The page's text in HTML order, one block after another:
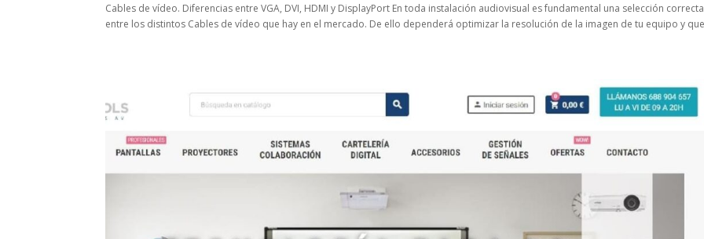
Cables de vídeo. Diferencias entre VGA, DVI, HDMI y DisplayPort En toda instalación audiovisual es fundamental una selección correcta
entre los distintos Cables de vídeo que hay en el mercado. De ello dependerá optimizar la resolución de la imagen de tu equipo y